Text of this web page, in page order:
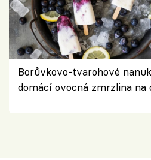
Borůvkovo-tvarohové
domácí ovocná zmrzlina na